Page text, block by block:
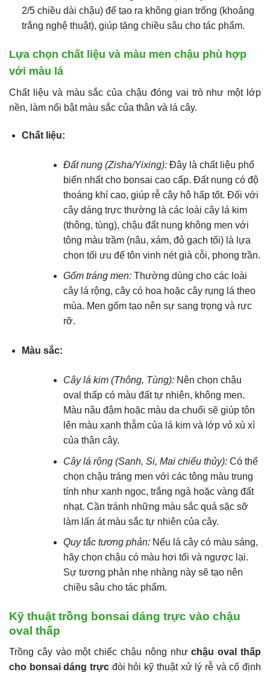
2/5 chiều dài chậu) để tạo ra không gian trống (khoảng
trắng nghệ thuật), giúp tăng chiều sâu cho tác phẩm.
Lựa chọn chất liệu và màu men chậu phù hợp
với màu lá
Chất liệu và màu sắc của chậu đóng vai trò như một lớp
nền, làm nổi bật màu sắc của thân và lá cây.
Chất liệu:
Đất nung (Zisha/Yixing):Đây là chất liệu phổ
biến nhất cho bonsai cao cấp. Đất nung có độ
thoáng khí cao, giúp rễ cây hô hấp tốt. Đối với
cây dáng trực thường là các loài cây lá kim
(thông, tùng), chậu đất nung không men với
tông màu trầm (nâu, xám, đỏ gạch tối) là lựa
chọn tối ưu để tôn vinh nét già cỗi, phong trần.
Gốm tráng men:Thường dùng cho các loài
cây lá rộng, cây có hoa hoặc cây rụng lá theo
mùa. Men gốm tạo nên sự sang trọng và rực
rỡ.
Màu sắc:
Cây lá kim (Thông, Tùng):Nên chọn chậu
oval thấp có màu đất tự nhiên, không men.
Màu nâu đậm hoặc màu da chuối sẽ giúp tôn
lên màu xanh thẫm của lá kim và lớp vỏ xù xì
của thân cây.
Cây lá rộng (Sanh, Si, Mai chiếu thủy):Có thể
chọn chậu tráng men với các tông màu trung
tính như xanh ngọc, trắng ngà hoặc vàng đất
nhạt. Cần tránh những màu sắc quá sặc sỡ
làm lấn át màu sắc tự nhiên của cây.
Quy tắc tương phản:Nếu lá cây có màu sáng,
hãy chọn chậu có màu hơi tối và ngược lại.
Sự tương phản nhẹ nhàng này sẽ tạo nên
chiều sâu cho tác phẩm.
Kỹ thuật trồng bonsai dáng trực vào chậu
oval thấp
Trồng cây vào một chiếc chậu nông nhưchậu oval thấp
cho bonsai dáng trực đòi hỏi kỹ thuật xử lý rễ và cố định